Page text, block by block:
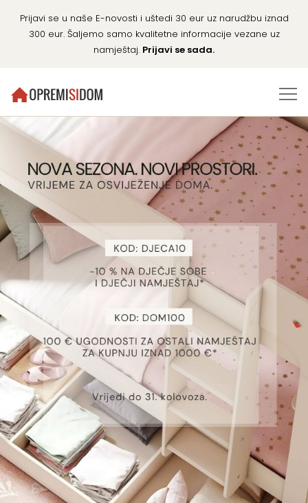
Prijavi se u naše E-novosti i uštedi 30 eur uz narudžbu iznad
300 eur. Šaljemo samo kvalitetne informacije vezane uz
namještaj. Prijavi se sada.